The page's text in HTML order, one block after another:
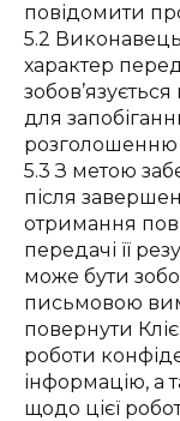
повідомити
5.2
характер
для
5.3 З метою
після
отримання
передачі її
може бути
письмовою
повернути
роботи
інформацію, а
щодо цієї